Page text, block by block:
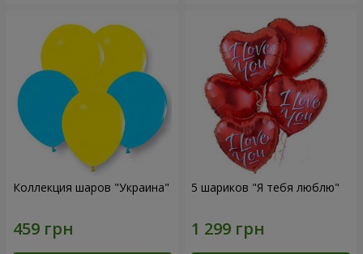
Коллекция шаров "Украина" 5 шариков "Я тебя люблю"